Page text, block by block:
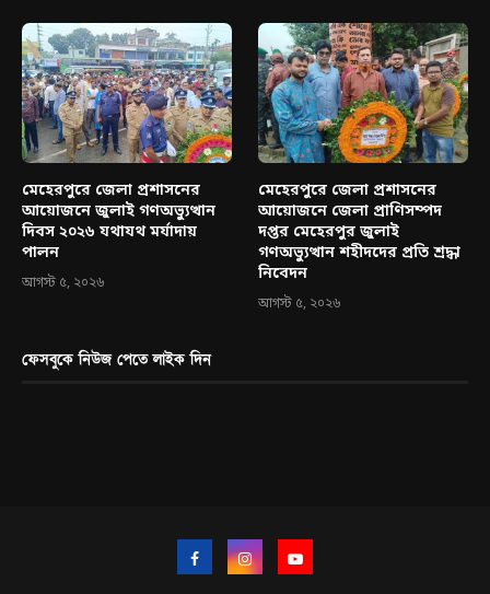
মেহেরপুরে জেলা প্রশাসনের
আয়োজনে জুলাই গণঅভ্যুত্থান
দিবস ২০২৬ যথাযথ মর্যাদায়
পালন
আগস্ট ৫, ২০২৬
মেহেরপুরে জেলা প্রশাসনের
আয়োজনে জেলা প্রাণিসম্পদ
দপ্তর মেহেরপুর জুলাই
গণঅভ্যুত্থান শহীদদের প্রতি শ্রদ্ধা
নিবেদন
আগস্ট ৫, ২০২৬
ফেসবুকে নিউজ পেতে লাইক দিন